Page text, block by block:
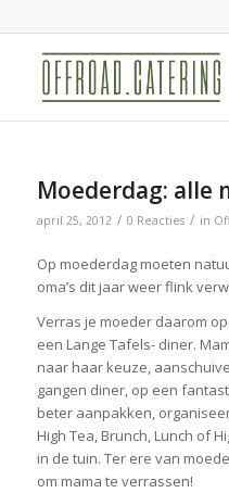
Moederdag: alle
april 25, 2012 / 0 Reacties / in
Op moederdag moeten
oma’s dit jaar weer flink
Verras je moeder daarom
een Lange Tafels- diner.
naar haar keuze,
gangen diner, op een
beter aanpakken,
High Tea, Brunch, Lunch of
in de tuin. Ter ere van
om mama te verrassen!